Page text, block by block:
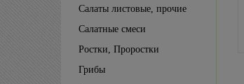
Салаты листовые, прочие
Салатные смеси
Ростки, Проростки
Грибы